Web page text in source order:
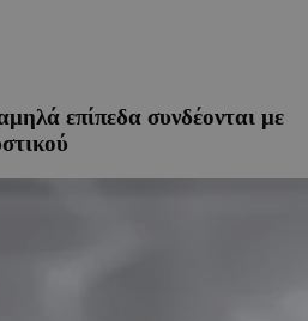
επίπεδα συνδέονται με